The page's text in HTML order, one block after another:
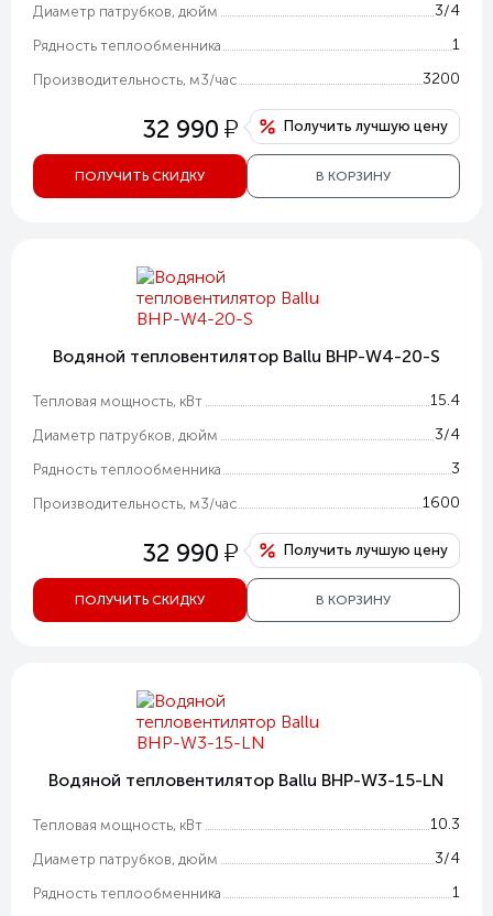
Диаметр патрубков, дюйм 3/4
Рядность теплообменника 1
Производительность, м3/час 3200
32 990 у Получить лучшую цену
ПОЛУЧИТЬ СКИДКУ В КОРЗИНУ
Водяной тепловентилятор Ballu BHP-W4-20-S
Тепловая мощность, кВт 15.4
Диаметр патрубков, дюйм 3/4
Рядность теплообменника 3
Производительность, м3/час 1600
32 990 у Получить лучшую цену
ПОЛУЧИТЬ СКИДКУ В КОРЗИНУ
Водяной тепловентилятор Ballu BHP-W3-15-LN
Тепловая мощность, кВт 10.3
Диаметр патрубков, дюйм 3/4
Рядность теплообменника 1